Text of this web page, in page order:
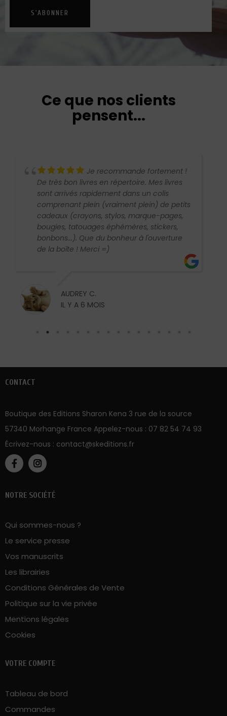
S'ABONNER
Ce que nos clients
pensent...
fortement !
Mes livres
un colis
plein) de petits
pages,
stickers,
à l'ouverture
Bye Bye de Steff S.
écrit et d'une rare profondeur sur
relations humaines
CHRISTIANE B.
Écrivez-nous :
NOTRE SOCIÉTÉ
Les librairies
Cookies
VOTRE COMPTE